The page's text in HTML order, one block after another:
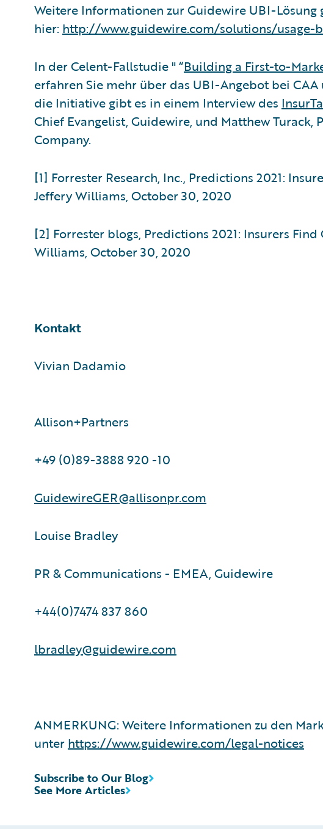
Weitere Informationen zur Guidewire UBI-Lösung
hier: http://www.guidewire.com/solutions/usage-
In der Celent-Fallstudie " “Building a First-to-
erfahren Sie mehr über das UBI-Angebot bei
die Initiative gibt es in einem Interview des
Chief Evangelist, Guidewire, und Matthew Turack,
Company.
[1] Forrester Research, Inc., Predictions 2021:
Jeffery Williams, October 30, 2020
[2] Forrester blogs, Predictions 2021: Insurers
Williams, October 30, 2020
Kontakt
Vivian Dadamio
Allison+Partners
+49 (0)89-3888 920 -10
GuidewireGER@allisonpr.com
Louise Bradley
PR & Communications - EMEA, Guidewire
+44(0)7474 837 860
lbradley@guidewire.com
ANMERKUNG: Weitere Informationen zu den
unter https://www.guidewire.com/legal-notices
See More Articles
Subscribe to Our Blog